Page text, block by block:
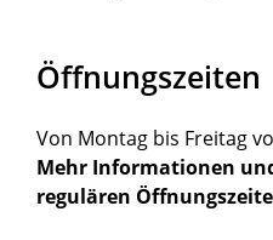
Öffnungszeiten
Von Montag bis Freitag
Mehr Informationen
regulären